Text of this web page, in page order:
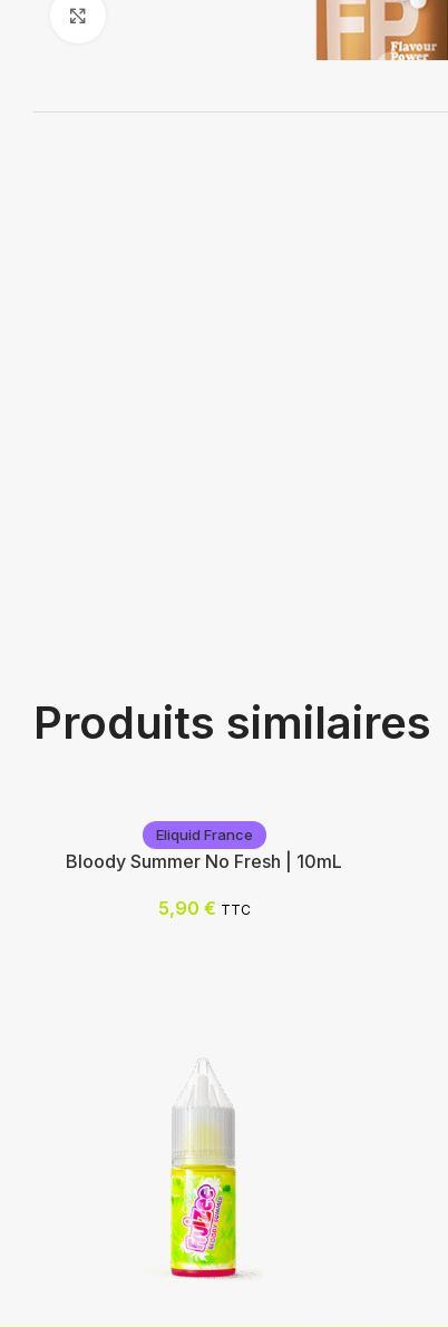
Produits similaires
Eliquid France
Bloody Summer No Fresh | 10mL
5,90 € TTC